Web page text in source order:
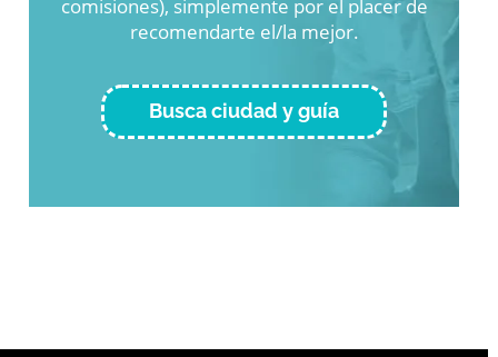
comisiones), simplemente por el placer de
recomendarte el/la mejor.
Busca ciudad y guía